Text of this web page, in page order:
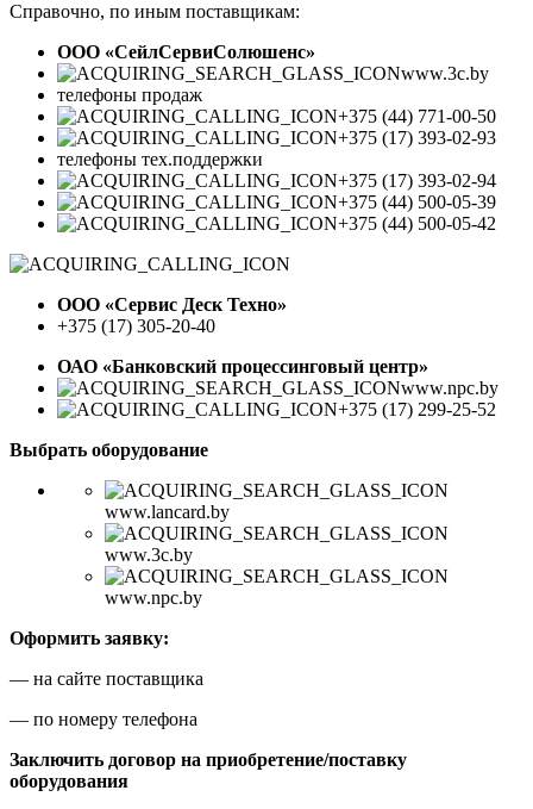
Справочно, по иным поставщикам:
ООО «СейлСервиСолюшенс»
www.3c.by
телефоны продаж
+375 (44) 771-00-50
+375 (17) 393-02-93
телефоны тех.поддержки
+375 (17) 393-02-94
+375 (44) 500-05-39
+375 (44) 500-05-42
ООО «Сервис Деск Техно»
+375 (17) 305-20-40
ОАО «Банковский процессинговый центр»
www.npc.by
+375 (17) 299-25-52
Выбрать оборудование
www.lancard.by
www.3c.by
www.npc.by
Оформить заявку:
— на сайте поставщика
— по номеру телефона
Заключить договор на приобретение/поставку
оборудования